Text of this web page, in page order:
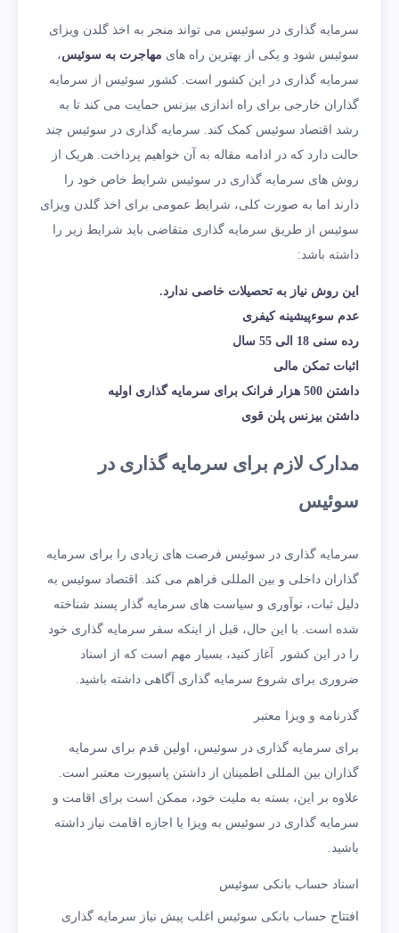
سرمایه گذاری در سوئیس می تواند منجر به اخذ گلدن ویزای
سوئیس شود و یکی از بهترین راه های مهاجرت به سوئیس،
سرمایه گذاری در این کشور است. کشور سوئیس از سرمایه
گذاران خارجی برای راه اندازی بیزنس حمایت می کند تا به
رشد اقتصاد سوئیس کمک کند. سرمایه گذاری در سوئیس چند
حالت دارد که در ادامه مقاله به آن خواهیم پرداخت. هریک از
روش های سرمایه گذاری در سوئیس شرایط خاص خود را
دارند اما به صورت کلی، شرایط عمومی برای اخذ گلدن ویزای
سوئیس از طریق سرمایه گذاری متقاضی باید شرایط زیر را
داشته باشد:
این روش نیاز به تحصیلات خاصی ندارد.
عدم سوءپیشینه کیفری
رده سنی 18 الی 55 سال
اثبات تمکن مالی
داشتن 500 هزار فرانک برای سرمایه گذاری اولیه
داشتن بیزنس پلن قوی
مدارک لازم برای سرمایه گذاری در
سوئیس
سرمایه گذاری در سوئیس فرصت های زیادی را برای سرمایه
گذاران داخلی و بین المللی فراهم می کند. اقتصاد سوئیس به
دلیل ثبات، نوآوری و سیاست های سرمایه گذار پسند شناخته
شده است. با این حال، قبل از اینکه سفر سرمایه گذاری خود
را در این کشور آغاز کنید، بسیار مهم است که از اسناد
ضروری برای شروع سرمایه گذاری آگاهی داشته باشید.
گذرنامه و ویزا معتبر
برای سرمایه گذاری در سوئیس، اولین قدم برای سرمایه
گذاران بین المللی اطمینان از داشتن پاسپورت معتبر است.
علاوه بر این، بسته به ملیت خود، ممکن است برای اقامت و
سرمایه گذاری در سوئیس به ویزا یا اجازه اقامت نیاز داشته
باشید.
اسناد حساب بانکی سوئیس
افتتاح حساب بانکی سوئیس اغلب پیش نیاز سرمایه گذاری